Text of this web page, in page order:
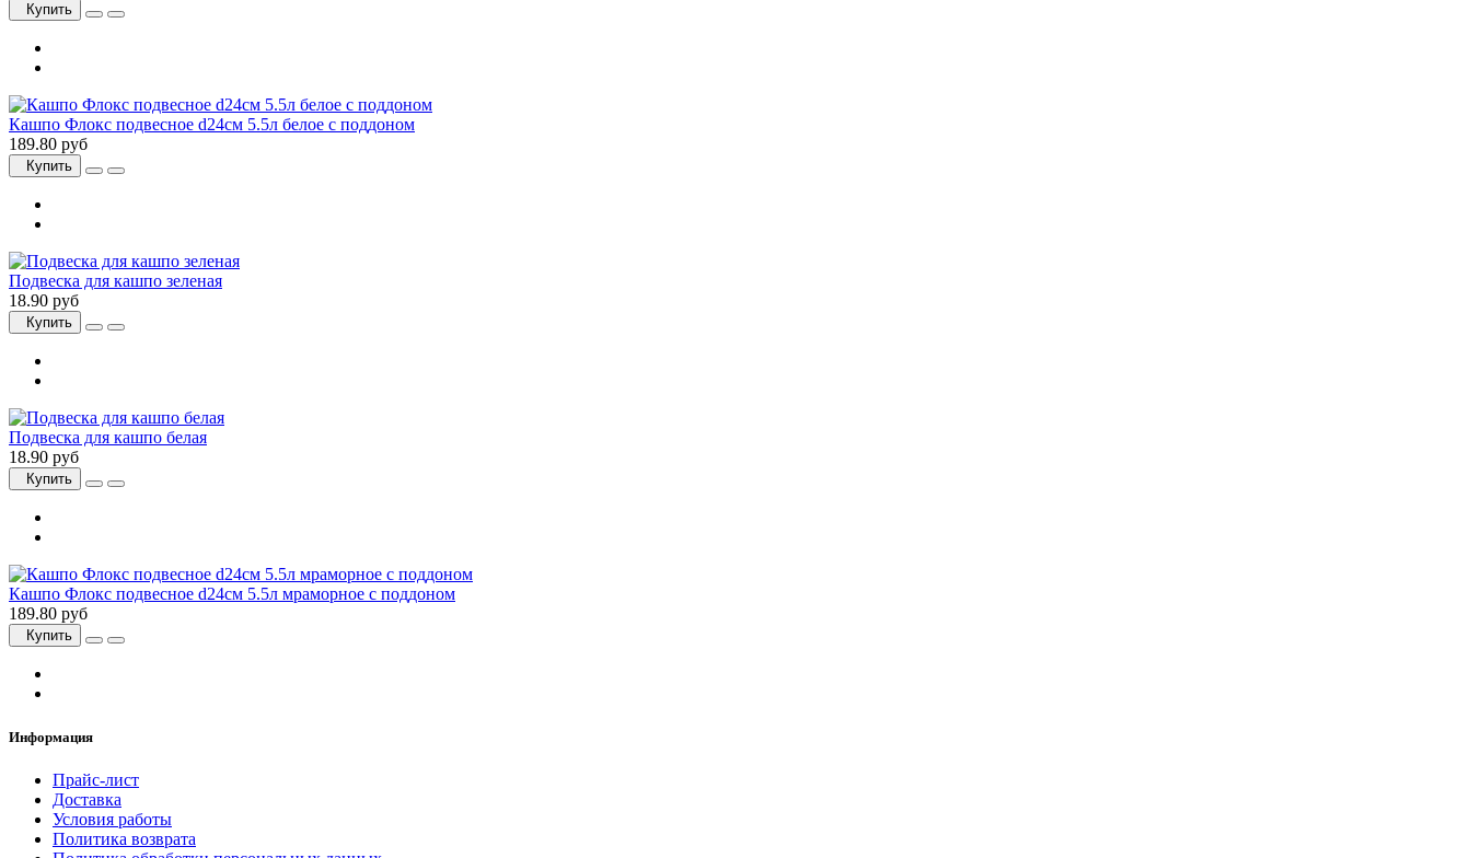
Купить
Кашпо Флокс подвесное d24см 5.5л белое с поддоном
189.80 руб
Купить
Подвеска для кашпо зеленая
18.90 руб
Купить
Подвеска для кашпо белая
18.90 руб
Купить
Кашпо Флокс подвесное d24см 5.5л мраморное с поддоном
189.80 руб
Купить
Информация
Прайс-лист
Доставка
Условия работы
Политика возврата